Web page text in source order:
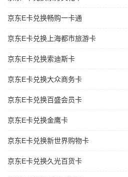
京东E卡兑换畅购一卡通
京东E卡兑换上海都市旅游卡
京东E卡兑换索迪斯卡
京东E卡兑换大众商务卡
京东E卡兑换百盛会员卡
京东E卡兑换金鹰卡
京东E卡兑换新世界购物卡
京东E卡兑换久光百货卡